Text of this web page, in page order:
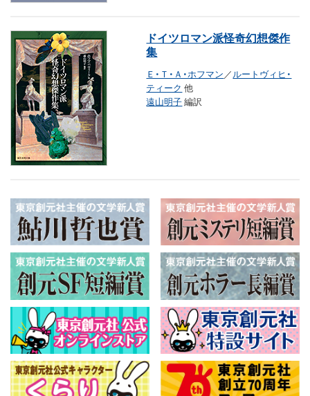
ドイツロマン派怪奇幻想傑作
集
Ｅ・Ｔ・Ａ・ホフマン／ルートヴィヒ・
ティーク 他
遠山明子編訳